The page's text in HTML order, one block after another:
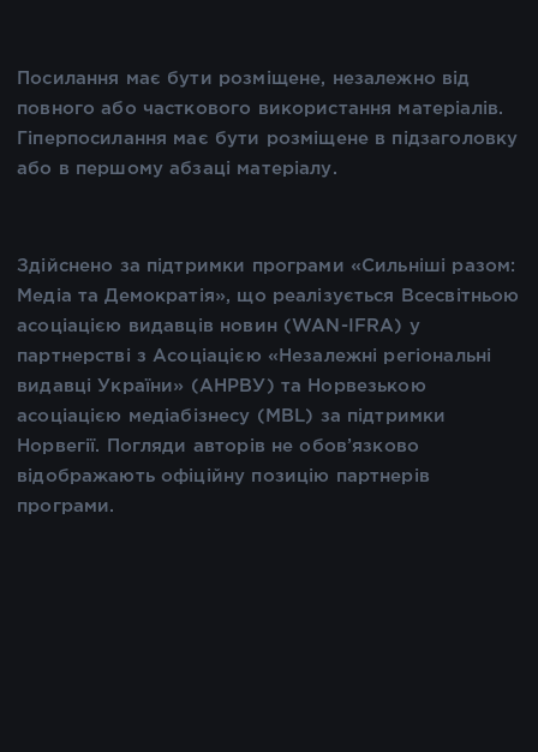
Посилання має бути розміщене, незалежно від
повного або часткового використання матеріалів.
Гіперпосилання має бути розміщене в підзаголовку
або в першому абзаці матеріалу.
Здійснено за підтримки програми «Сильніші разом:
Медіа та Демократія», що реалізується Всесвітньою
асоціацією видавців новин (WAN-IFRA) у
партнерстві з Асоціацією «Незалежні регіональні
видавці України» (АНРВУ) та Норвезькою
асоціацією медіабізнесу (MBL) за підтримки
Норвегії. Погляди авторів не обов’язково
відображають офіційну позицію партнерів
програми.